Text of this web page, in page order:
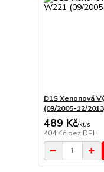
D1S Xenonová
(09/2005-12/
489 Kč/kus
404 Kč bez DPH